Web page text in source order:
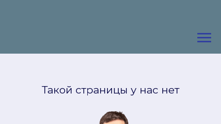
Такой страницы у нас нет